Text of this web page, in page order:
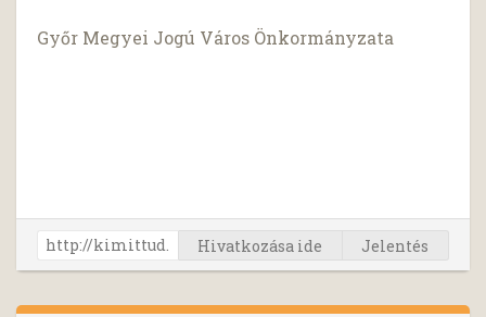
Győr Megyei Jogú Város Önkormányzata
Hivatkozása ide Jelentés